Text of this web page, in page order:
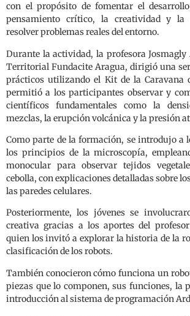
con el propósito de fomentar el
pensamiento crítico, la creatividad y la
resolver problemas reales del entorno.
Durante la actividad, la profesora Josmagly
Territorial Fundacite Aragua, dirigió una
prácticos utilizando el Kit de la Caravana
permitió a los participantes observar y
científicos fundamentales como la
mezclas, la erupción volcánica y la presión
Como parte de la formación, se introdujo a
los principios de la microscopía,
monocular para observar tejidos
cebolla, con explicaciones detalladas sobre
las paredes celulares.
Posteriormente, los jóvenes se
creativa gracias a los aportes del
quien los invitó a explorar la historia de la
clasificación de los robots.
También conocieron cómo funciona un
piezas que lo componen, sus funciones, la
introducción al sistema de programación